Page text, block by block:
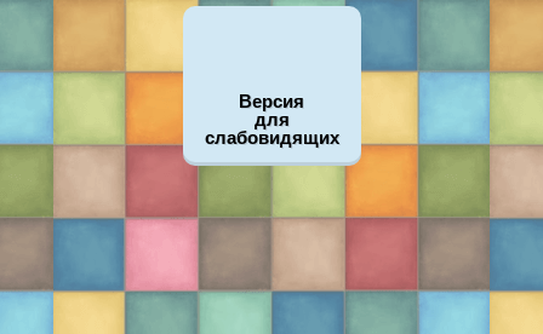
Версия
для
слабовидящих